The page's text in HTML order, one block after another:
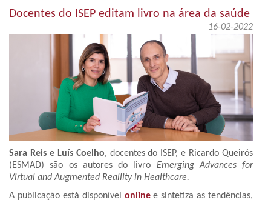
Docentes do ISEP editam livro na área da saúde
16-02-2022
Sara Reis e Luís Coelho, docentes do ISEP, e Ricardo Queirós
(ESMAD) são os autores do livro Emerging Advances for
Virtual and Augmented Reallity in Healthcare.
A publicação está disponível onlinee sintetiza as tendências,